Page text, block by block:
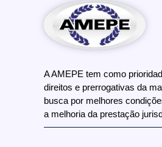
A AMEPE tem como
direitos e prerrogativas da
busca por melhores
a melhoria da prestação